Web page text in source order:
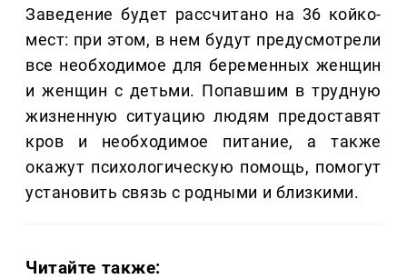
Заведение будет рассчитано на 36 койко-
мест: при этом, в нем будут предусмотрели
все необходимое для беременных женщин
и женщин с детьми. Попавшим в трудную
жизненную ситуацию людям предоставят
кров и необходимое питание, а также
окажут психологическую помощь, помогут
установить связь с родными и близкими.
Читайте также: